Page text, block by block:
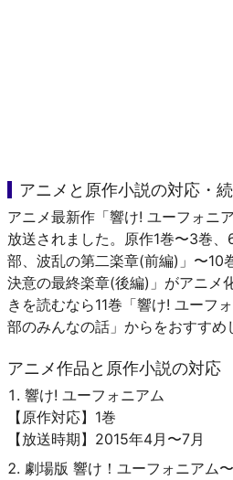
アニメと原作小説の対応・
アニメ最新作「響け! ユーフォニ
放送されました。原作1巻〜3巻
部、波乱の第二楽章(前編)」〜10
決意の最終楽章(後編)」がアニメ
きを読むなら11巻「響け! ユーフ
部のみんなの話」からをおすすめ
アニメ作品と原作小説の対応
響け! ユーフォニアム
【原作対応】1巻
【放送時期】2015年4月〜7月
劇場版 響け！ユーフォニアム